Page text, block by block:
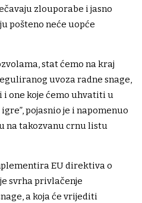
zlouporabe i jasno
pošteno neće uopće
stat ćemo na kraj
uvoza radne snage,
i one koje ćemo uhvatiti u
pojasnio je i napomenuo
na takozvanu crnu listu
EU direktiva o
svrha privlačenje
a koja će vrijediti